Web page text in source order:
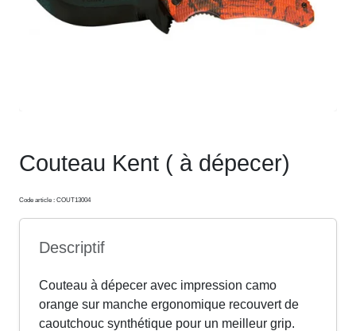
Couteau Kent ( à dépecer)
Code article : COUT13004
Descriptif
Couteau à dépecer avec impression camo
orange sur manche ergonomique recouvert de
caoutchouc synthétique pour un meilleur grip.